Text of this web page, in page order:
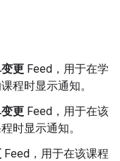
更 Feed，用于在学
程时显示通知。
更 Feed，用于在该
时显示通知。
Feed，用于在该课程